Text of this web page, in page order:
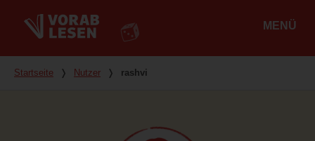
MENÜ
Du bist hier
Startseite ❭ Nutzer ❭ rashvi